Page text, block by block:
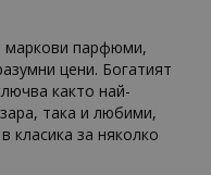
маркови парфюми,
цени. Богатият
както най-
така и любими,
класика за няколко